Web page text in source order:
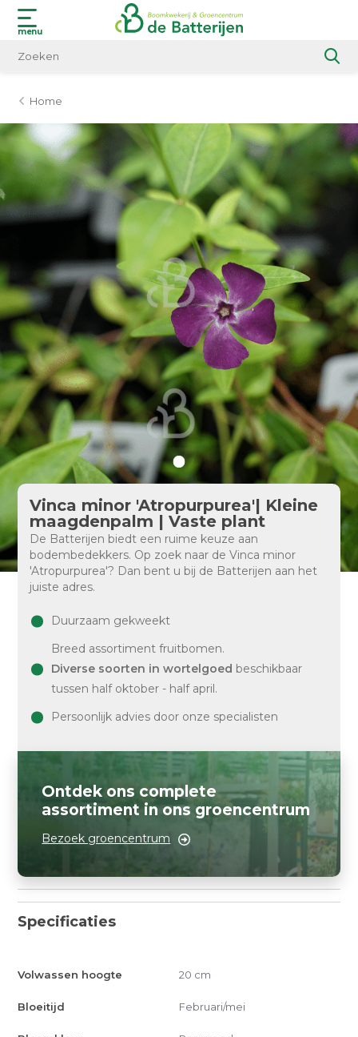
menu
Home
Vinca minor 'Atropurpurea'| Kleine
maagdenpalm | Vaste plant
De Batterijen biedt een ruime keuze aan
bodembedekkers. Op zoek naar de Vinca minor
'Atropurpurea'? Dan bent u bij de Batterijen aan het
juiste adres.
Duurzaam gekweekt
Breed assortiment fruitbomen.
Diverse soorten in wortelgoed beschikbaar
tussen half oktober - half april.
Persoonlijk advies door onze specialisten
Ontdek ons complete
assortiment in ons groencentrum
Bezoek groencentrum
Specificaties
Volwassen hoogte 20 cm
Bloeitijd Februari/mei